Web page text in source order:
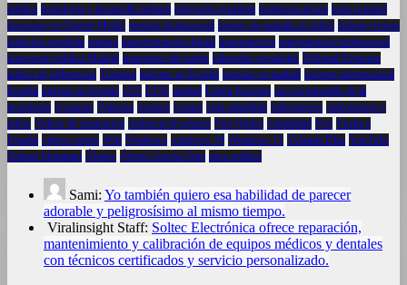
médica tecnología y desarrollo infantil televisión española tendencia alcista tenis español
tensiones en Oriente Medio tensión institucional tiempo de pantalla en niños trabajo remoto
tradición española trading transformación digital transparencia transparencia institucional
transporte público Madrid trastornos del sueño tribunales españoles Tribunal Supremo
tráfico de influencias Turismo turismo en España turismo en madrid turismo internacional
España turistas en España UCI UCO unidad Unión Europea uso responsable de la
tecnología Usuarios Valencia vecinos verano vida saludable videojuegos videojuegos y
niños Videos de reparación violencia de género Vito Quiles volatilidad Vox Vuelta a
España vídeos cortos Wifi Windows windows 10 Windows 11 Yolanda Díaz YouTube
Zohran Mamdani Ábalos Álvaro García Ortiz ética política
Sami: Yo también quiero esa habilidad de parecer
adorable y peligrosísimo al mismo tiempo.
Viralinsight Staff: Soltec Electrónica ofrece reparación,
mantenimiento y calibración de equipos médicos y dentales
con técnicos certificados y servicio personalizado.